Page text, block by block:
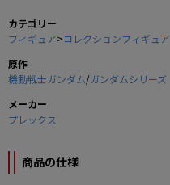
カテゴリー
フィギュア>コレクションフィギュア
原作
機動戦士ガンダム/ガンダムシリーズ
メーカー
プレックス
商品の仕様